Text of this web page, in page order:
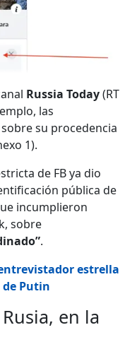
Russia Today(RT
las
su procedencia
1).
de FB ya dio
pública de
incumplieron
sobre
.
estrella
de Putin
en la